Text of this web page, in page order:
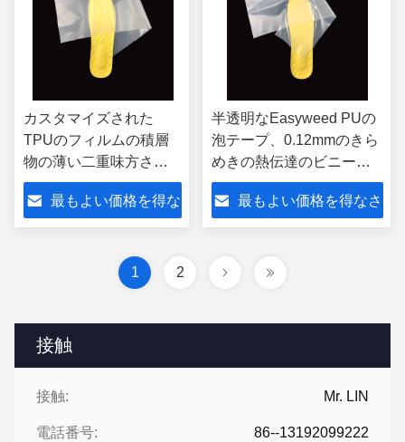
接触
接触: Mr. LIN
電話番号: 86--13192099222
カスタマイズされた
TPUのフィルムの積層
物の薄い二重味方され
た粘着テープ
最もよい価格を得な
半透明なEasyweed PUの
泡テープ、0.12mmのきら
めきの熱伝達のビニール
ロール
最もよい価格を得なさ
1 2